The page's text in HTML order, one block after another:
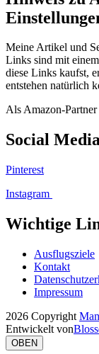
Meine Artikel und
Links sind mit
diese Links kaufst,
entstehen natürlich
Als Amazon-
Social
Pinterest
Instagram
Wichtige
Ausflugsziele
Kontakt
Impressum
2026 Copyright
Entwickelt von
OBEN